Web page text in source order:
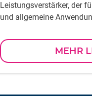
Leistungsverstärker, der
und allgemeine
MEHR